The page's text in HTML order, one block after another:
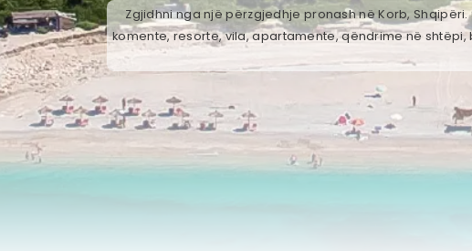
Zgjidhni nga një përzgjedhje pronash në Korb,
komente, resorte, vila, apartamente, qëndrime në